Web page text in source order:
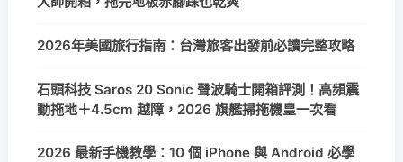
2026年美國旅行指南：台灣旅客出發前必讀完整攻略
石頭科技 Saros 20 Sonic 聲波騎士開箱評測！高頻震
動拖地＋4.5cm 越障，2026 旗艦掃拖機皇一次看
2026 最新手機教學：10 個 iPhone 與 Android 必學